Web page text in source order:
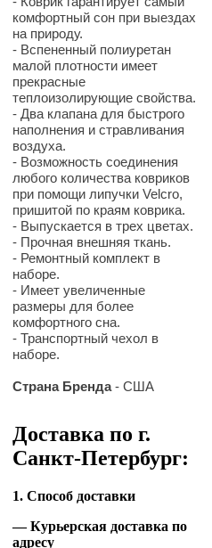
комфортный сон при выездах
на природу.
- Вспененный полиуретан
малой плотности имеет
прекрасные
теплоизолирующие свойства.
- Два клапана для быстрого
наполнения и стравливания
воздуха.
- Возможность соединения
любого количества ковриков
при помощи липучки Velcro,
пришитой по краям коврика.
- Выпускается в трех цветах.
- Прочная внешняя ткань.
- Ремонтный комплект в
наборе.
- Имеет увеличенные
размеры для более
комфортного сна.
- Транспортный чехол в
наборе.
Страна Бренда- США
Доставка по г.
Санкт-Петербург:
1. Способ доставки
— Курьерская доставка по
адресу